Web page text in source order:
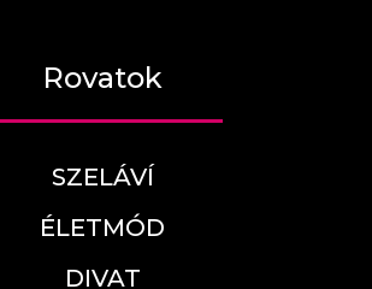
Rovatok
SZELÁVÍ
ÉLETMÓD
DIVAT